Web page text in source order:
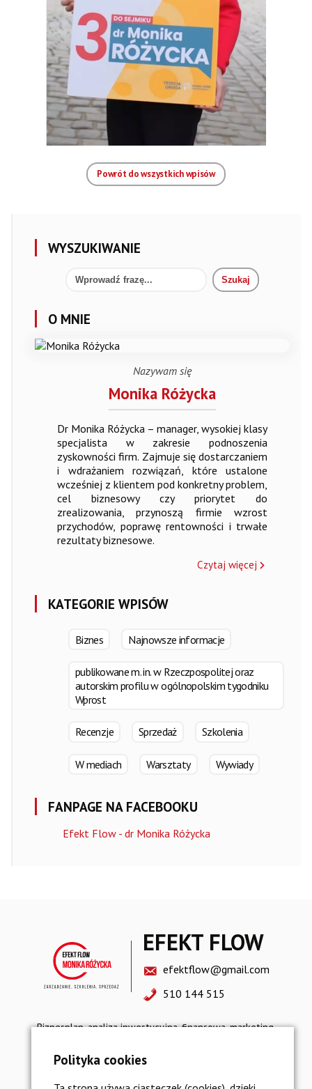
Powrót do wszystkich wpisów
WYSZUKIWANIE
O MNIE
Nazywam się
Monika Różycka
Dr Monika Różycka – manager, wysokiej klasy
specjalista w zakresie podnoszenia
zyskowności firm. Zajmuje się dostarczaniem
i wdrażaniem rozwiązań, które ustalone
wcześniej z klientem pod konkretny problem,
cel biznesowy czy priorytet do
zrealizowania, przynoszą firmie wzrost
przychodów, poprawę rentowności i trwałe
rezultaty biznesowe.
Czytaj więcej
KATEGORIE WPISÓW
Biznes Najnowsze informacje
publikowane m. in. w Rzeczpospolitej oraz
autorskim profilu w ogólnopolskim tygodniku
Wprost
Recenzje Sprzedaż Szkolenia
W mediach Warsztaty Wywiady
FANPAGE NA FACEBOOKU
Efekt Flow - dr Monika Różycka
EFEKT FLOW
efektflow@gmail.com
510 144 515
Biznesplan, analiza inwestycyjna, finansowa, marketing,
Polityka prywatności i bezpieczeństwo danych
Polityka cookies